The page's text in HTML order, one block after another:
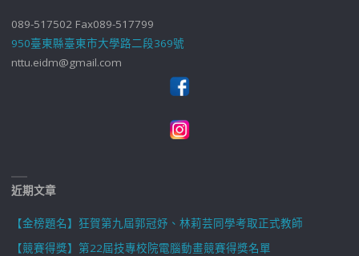
089-517502 Fax089-517799
950臺東縣臺東市大學路二段369號
nttu.eidm@gmail.com
近期文章
【金榜題名】狂賀第九屆郭冠妤、林莉芸同學考取正式教師
【競賽得獎】第22屆技專校院電腦動畫競賽得獎名單